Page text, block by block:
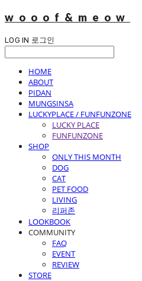
wooof&meow
LOG IN 로그인
HOME
ABOUT
PIDAN
MUNGSINSA
LUCKYPLACE / FUNFUNZONE
LUCKY PLACE
FUNFUNZONE
SHOP
ONLY THIS MONTH
DOG
CAT
PET FOOD
LIVING
리퍼존
LOOKBOOK
COMMUNITY
FAQ
EVENT
REVIEW
STORE